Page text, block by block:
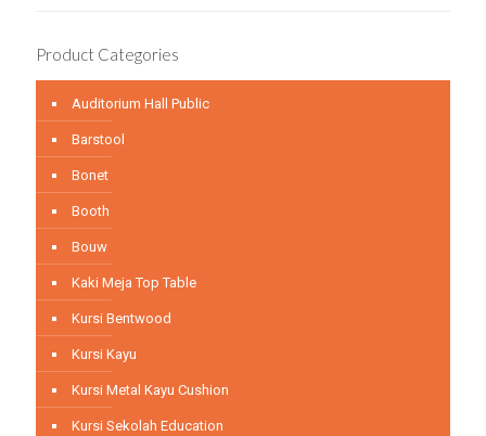
Product Categories
Auditorium Hall Public
Barstool
Bonet
Booth
Bouw
Kaki Meja Top Table
Kursi Bentwood
Kursi Kayu
Kursi Metal Kayu Cushion
Kursi Sekolah Education